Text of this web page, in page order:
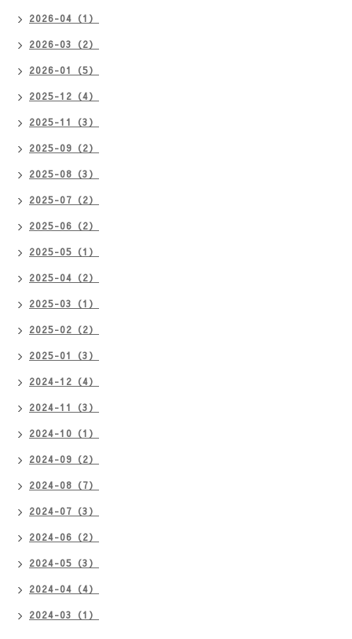
2026-04（1）
2026-03（2）
2026-01（5）
2025-12（4）
2025-11（3）
2025-09（2）
2025-08（3）
2025-07（2）
2025-06（2）
2025-05（1）
2025-04（2）
2025-03（1）
2025-02（2）
2025-01（3）
2024-12（4）
2024-11（3）
2024-10（1）
2024-09（2）
2024-08（7）
2024-07（3）
2024-06（2）
2024-05（3）
2024-04（4）
2024-03（1）